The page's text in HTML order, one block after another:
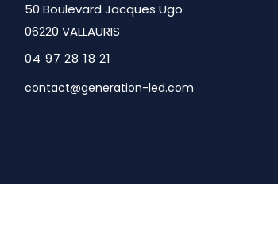
50 Boulevard Jacques Ugo
06220 VALLAURIS
04 97 28 18 21
contact@generation-led.com